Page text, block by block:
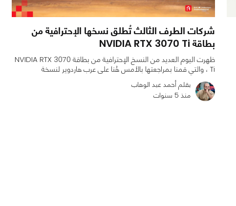
شركات الطرف الثالث تُطلق نسخها الإحترافية من
بطاقة NVIDIA RTX 3070 Ti
ظهرت اليوم العديد من النسخ الإحترافية من بطاقة NVIDIA RTX 3070
Ti ، والتي قمنا بمراجعتها بالأمس هُنا على عرب هاردوير لنسخة
بقلم أحمد عبد الوهاب
منذ 5 سنوات